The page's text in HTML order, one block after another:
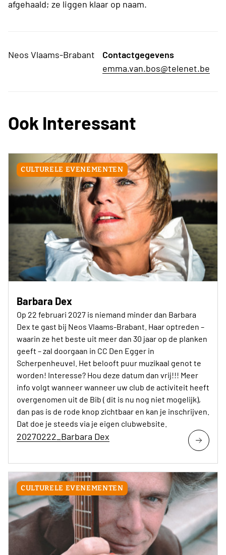
afgehaald; ze liggen klaar op naam.
Neos Vlaams-Brabant
Contactgegevens
emma.van.bos@telenet.be
Ook Interessant
CULTURELE EVENEMENTEN
Barbara Dex
Op 22 februari 2027 is niemand minder dan Barbara
Dex te gast bij Neos Vlaams-Brabant. Haar optreden –
waarin ze het beste uit meer dan 30 jaar op de planken
geeft – zal doorgaan in CC Den Egger in
Scherpenheuvel. Het belooft puur muzikaal genot te
worden! Interesse? Hou deze datum dan vrij!!! Meer
info volgt wanneer wanneer uw club de activiteit heeft
overgenomen uit de Bib ( dit is nu nog niet mogelijk),
dan pas is de rode knop zichtbaar en kan je inschrijven.
Dat doe je steeds via je eigen clubwebsite.
20270222_Barbara Dex
CULTURELE EVENEMENTEN